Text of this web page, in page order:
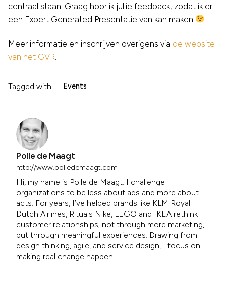
centraal staan. Graag hoor ik jullie feedback, zodat ik er
een Expert Generated Presentatie van kan maken
Meer informatie en inschrijven overigens via de website
van het GVR.
Tagged with: Events
Polle de Maagt
http://www.polledemaagt.com
Hi, my name is Polle de Maagt. I challenge
organizations to be less about ads and more about
acts. For years, I’ve helped brands like KLM Royal
Dutch Airlines, Rituals Nike, LEGO and IKEA rethink
customer relationships; not through more marketing,
but through meaningful experiences. Drawing from
design thinking, agile, and service design, I focus on
making real change happen.